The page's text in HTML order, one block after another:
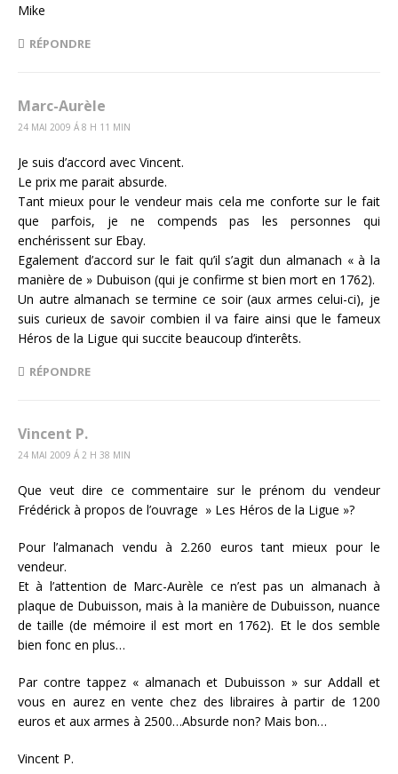
Mike
RÉPONDRE
Marc-Aurèle
24 MAI 2009 Á 8 H 11 MIN
Je suis d’accord avec Vincent.
Le prix me parait absurde.
Tant mieux pour le vendeur mais cela me conforte sur le fait
que parfois, je ne compends pas les personnes qui
enchérissent sur Ebay.
Egalement d’accord sur le fait qu’il s’agit dun almanach « à la
manière de » Dubuison (qui je confirme st bien mort en 1762).
Un autre almanach se termine ce soir (aux armes celui-ci), je
suis curieux de savoir combien il va faire ainsi que le fameux
Héros de la Ligue qui succite beaucoup d’interêts.
RÉPONDRE
Vincent P.
24 MAI 2009 Á 2 H 38 MIN
Que veut dire ce commentaire sur le prénom du vendeur
Frédérick à propos de l’ouvrage » Les Héros de la Ligue »?
Pour l’almanach vendu à 2.260 euros tant mieux pour le
vendeur.
Et à l’attention de Marc-Aurèle ce n’est pas un almanach à
plaque de Dubuisson, mais à la manière de Dubuisson, nuance
de taille (de mémoire il est mort en 1762). Et le dos semble
bien fonc en plus…
Par contre tappez « almanach et Dubuisson » sur Addall et
vous en aurez en vente chez des libraires à partir de 1200
euros et aux armes à 2500…Absurde non? Mais bon…
Vincent P.